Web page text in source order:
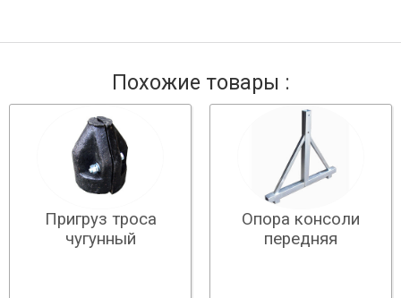
Похожие товары :
Пригруз троса
чугунный
Опора консоли
передняя